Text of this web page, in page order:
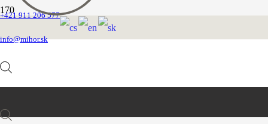
+421 911 206 577
info@mihor.sk
Products
Martingale